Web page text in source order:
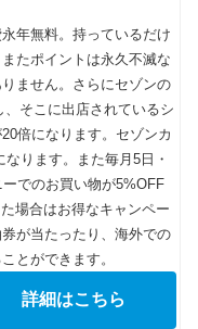
年無料。持っているだけ
たポイントは永久不滅な
ません。さらにセゾンの
そこに出店されているシ
倍になります。セゾンカ
ります。また毎月5日・
でのお買い物が5%OFF
場合はお得なキャンペー
が当たったり、海外での
とができます。
詳細はこちら